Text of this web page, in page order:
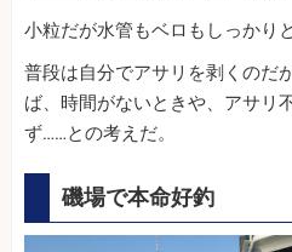
小粒だが水管もベロもしっかり
普段は自分でアサリを剥くのだ
ば、時間がないときや、アサリ
ず……との考えだ。
磯場で本命好釣